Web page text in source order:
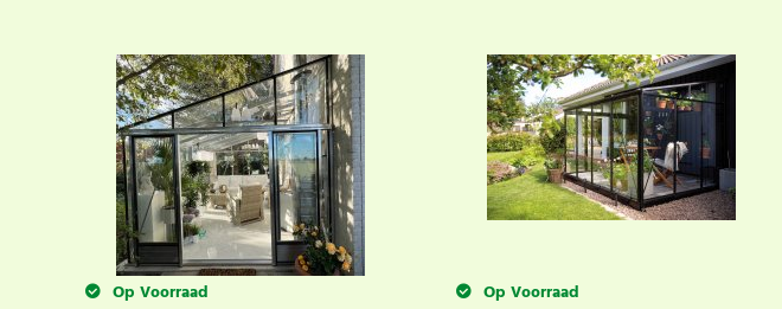
Op Voorraad Op Voorraad